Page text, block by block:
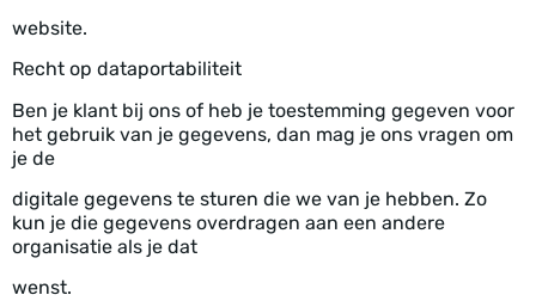
website.
Recht op dataportabiliteit
Ben je klant bij ons of heb je toestemming gegeven voor
het gebruik van je gegevens, dan mag je ons vragen om
je de
digitale gegevens te sturen die we van je hebben. Zo
kun je die gegevens overdragen aan een andere
organisatie als je dat
wenst.